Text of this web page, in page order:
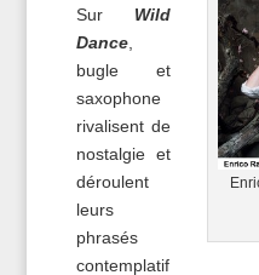
Sur Wild
Dance,
bugle et
saxophone
rivalisent de
nostalgie et
déroulent
leurs
phrasés
contemplatif